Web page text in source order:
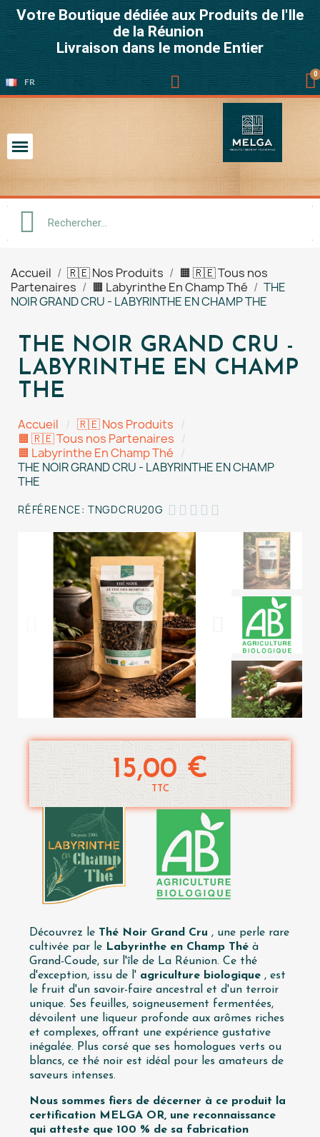
Votre Boutique dédiée aux Produits de l'Ile
de la Réunion
Livraison dans le monde Entier
FR
Accueil 🇷🇪 Nos Produits
🟧 🇷🇪 Tous nos
Partenaires
🟧 Labyrinthe En Champ Thé
THE
NOIR GRAND CRU - LABYRINTHE EN CHAMP THE
THE NOIR GRAND CRU -
LABYRINTHE EN CHAMP
THE
Accueil
🇷🇪 Nos Produits
🟧 🇷🇪 Tous nos Partenaires
🟧 Labyrinthe En Champ Thé
THE NOIR GRAND CRU - LABYRINTHE EN CHAMP
THE
RÉFÉRENCE TNGDCRU20G     
15,00 €
TTC
Découvrez le Thé Noir Grand Cru , une perle rare
cultivée par le Labyrinthe en Champ Thé à
Grand-Coude, sur l'île de La Réunion. Ce thé
d'exception, issu de l' agriculture biologique , est
le fruit d'un savoir-faire ancestral et d'un terroir
unique. Ses feuilles, soigneusement fermentées,
dévoilent une liqueur profonde aux arômes riches
et complexes, offrant une expérience gustative
inégalée. Plus corsé que ses homologues verts ou
blancs, ce thé noir est idéal pour les amateurs de
saveurs intenses.
Nous sommes fiers de décerner à ce produit la
certification MELGA OR, une reconnaissance
qui atteste que 100 % de sa fabrication